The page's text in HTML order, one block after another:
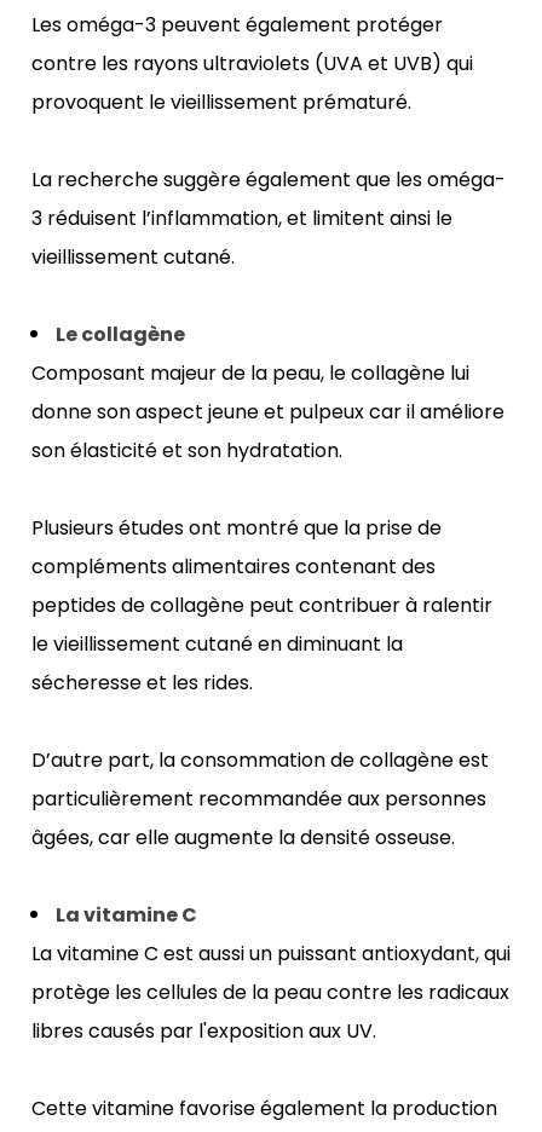
Les oméga-3 peuvent également protéger
contre les rayons ultraviolets (UVA et UVB) qui
provoquent le vieillissement prématuré.
La recherche suggère également que les oméga-
3 réduisent l’inflammation, et limitent ainsi le
vieillissement cutané.
Le collagène
Composant majeur de la peau, le collagène lui
donne son aspect jeune et pulpeux car il améliore
son élasticité et son hydratation.
Plusieurs études ont montré que la prise de
compléments alimentaires contenant des
peptides de collagène peut contribuer à ralentir
le vieillissement cutané en diminuant la
sécheresse et les rides.
D’autre part, la consommation de collagène est
particulièrement recommandée aux personnes
âgées, car elle augmente la densité osseuse.
La vitamine C
La vitamine C est aussi un puissant antioxydant, qui
protège les cellules de la peau contre les radicaux
libres causés par l'exposition aux UV.
Cette vitamine favorise également la production